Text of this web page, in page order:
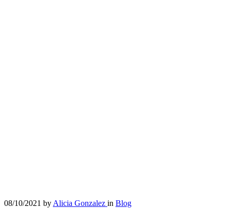
08/10/2021 by Alicia Gonzalez in Blog